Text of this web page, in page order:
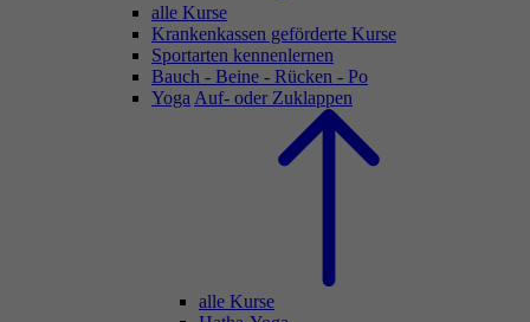
alle Kurse
Krankenkassen geförderte Kurse
Sportarten kennenlernen
Bauch - Beine - Rücken - Po
Yoga Auf- oder Zuklappen
alle Kurse